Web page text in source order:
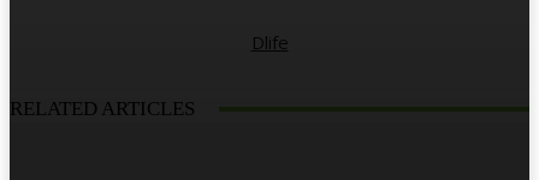
Dlife
RELATED ARTICLES